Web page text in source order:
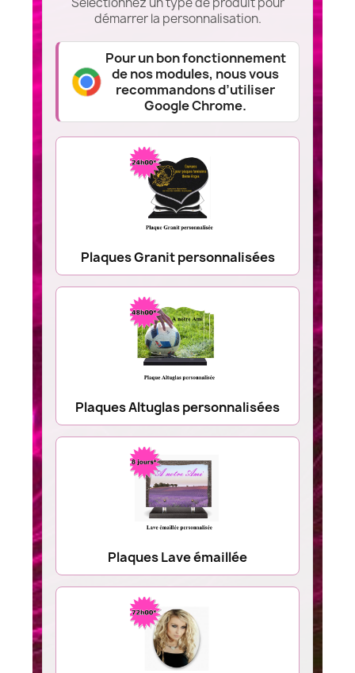
démarrer la personnalisation.
Pour un bon fonctionnement
de nos modules, nous vous
recommandons d’utiliser
Google Chrome.
Plaques Granit personnalisées
Plaques Altuglas personnalisées
Plaques Lave émaillée